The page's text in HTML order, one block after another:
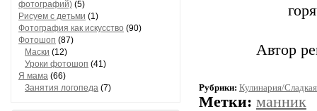
PNG (для оформления
фотографий)(5)
Рисуем с детьми(1)
Фотография как искусство
Фотошоп(87)
Маски (12)
Уроки фотошоп
Я мама(66)
Автор
Рубрики: Кулинария/
Метки: манник